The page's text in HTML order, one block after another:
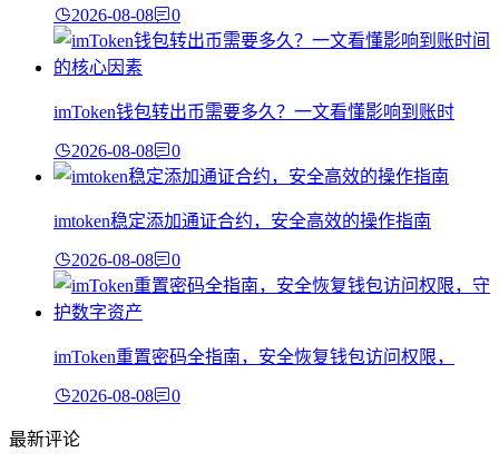
2026-08-08 0
imToken钱包转出币需要多久？一文看懂影响到账时
2026-08-08 0
imtoken稳定添加通证合约，安全高效的操作指南
2026-08-08 0
imToken重置密码全指南，安全恢复钱包访问权限，
2026-08-08 0
最新评论